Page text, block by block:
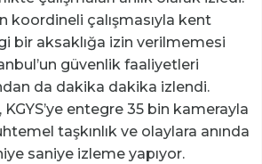
koordineli çalışmasıyla kent
bir aksaklığa izin verilmemesi
güvenlik faaliyetleri
da dakika dakika izlendi.
entegre 35 bin kamerayla
taşkınlık ve olaylara anında
saniye izleme yapıyor.